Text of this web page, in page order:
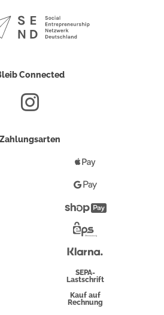
Connected
Zahlungsarten
Pay
Google
Pay
Überweisung
SEPA-
Lastschrift
Kauf auf
Rechnung